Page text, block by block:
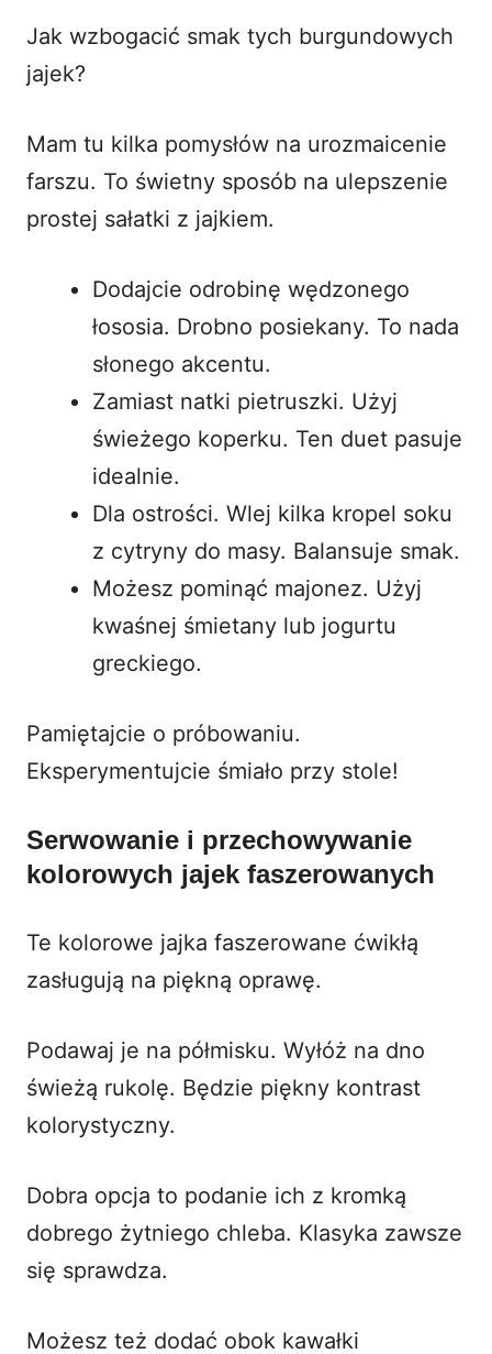
Jak wzbogacić smak tych burgundowych
jajek?
Mam tu kilka pomysłów na urozmaicenie
farszu. To świetny sposób na ulepszenie
prostej sałatki z jajkiem.
Dodajcie odrobinę wędzonego
łososia. Drobno posiekany. To nada
słonego akcentu.
Zamiast natki pietruszki. Użyj
świeżego koperku. Ten duet pasuje
idealnie.
Dla ostrości. Wlej kilka kropel soku
z cytryny do masy. Balansuje smak.
Możesz pominąć majonez. Użyj
kwaśnej śmietany lub jogurtu
greckiego.
Pamiętajcie o próbowaniu.
Eksperymentujcie śmiało przy stole!
Serwowanie i przechowywanie
kolorowych jajek faszerowanych
Te kolorowe jajka faszerowane ćwikłą
zasługują na piękną oprawę.
Podawaj je na półmisku. Wyłóż na dno
świeżą rukolę. Będzie piękny kontrast
kolorystyczny.
Dobra opcja to podanie ich z kromką
dobrego żytniego chleba. Klasyka zawsze
się sprawdza.
Możesz też dodać obok kawałki